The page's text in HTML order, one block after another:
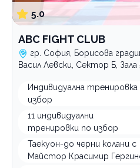
5.0
ABC FIGHT CLUB
гр. София, Борисова
Васил Левски, Сектор Б, Зала
Индивидуална тренировка
избор
11 индивидуални
тренировки по избор
Таекуон-до черни колани с
Майстор Красимир
тренировка
Категории
Бойни изкуства
Кондиционни тренировки
Групови тренировки
Тенис на маса
Шах
Бокс
Танци